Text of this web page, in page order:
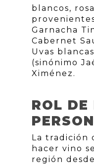
blancos,
Garnacha
Cabernet
Uvas
(sinónimo
Ximénez.
ROL DE
La tradición
hacer vino
región